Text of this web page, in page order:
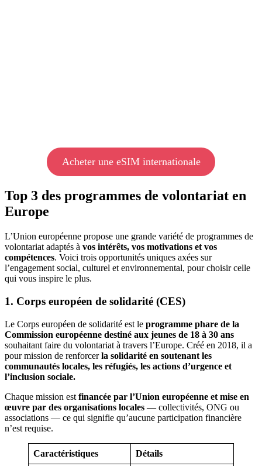
Acheter une eSIM internationale
Top 3 des programmes de volontariat en
Europe
L’Union européenne propose une grande variété de programmes de
volontariat adaptés à vos intérêts, vos motivations et vos
compétences. Voici trois opportunités uniques axées sur
l’engagement social, culturel et environnemental, pour choisir celle
qui vous inspire le plus.
1. Corps européen de solidarité (CES)
Le Corps européen de solidarité est le programme phare de la
Commission européenne destiné aux jeunes de 18 à 30 ans
souhaitant faire du volontariat à travers l’Europe. Créé en 2018, il a
pour mission de renforcerla solidarité en soutenant les
communautés locales, les réfugiés, les actions d’urgence et
l’inclusion sociale.
Chaque mission est financée par l’Union européenne et mise en
œuvre par des organisations locales — collectivités, ONG ou
associations — ce qui signifie qu’aucune participation financière
n’est requise.
Caractéristiques Détails